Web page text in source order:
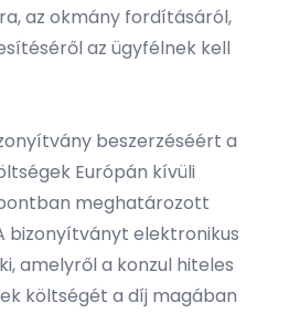
az okmány fordításáról,
az ügyfélnek kell
beszerzéséért a
Európán kívüli
meghatározott
bizonyítványt elektronikus
amelyről a konzul hiteles
költségét a díj magában